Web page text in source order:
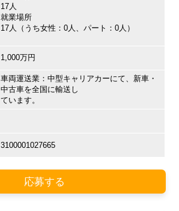
17人
就業場所
17人（うち女性：0人、パート：0人）
1,000万円
車両運送業：中型キャリアカーにて、新車・
中古車を全国に輸送し
ています。
3100001027665
応募する